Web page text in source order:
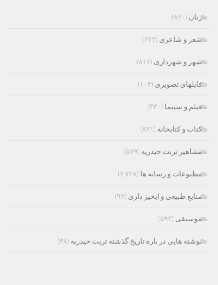
زنان (۸۲۰)
شعر و شاعری (۶۲۳)
شهر و شهرداری (۸۱۶)
فایلهای تصویری (۱۰۴)
فیلم و سینما (۳۳۰)
کتاب و کتابخانه (۸۳۱)
مشاهیر تربت حیدریه (۵۷۹)
مطبوعات و رسانه ها (۶,۷۲۸)
منابع طبیعی و ابخیز داری (۹۲)
موسیقی (۵۹۳)
نوشته هایی در باره تاریخ گذشته تربت حیدریه (۳۸)